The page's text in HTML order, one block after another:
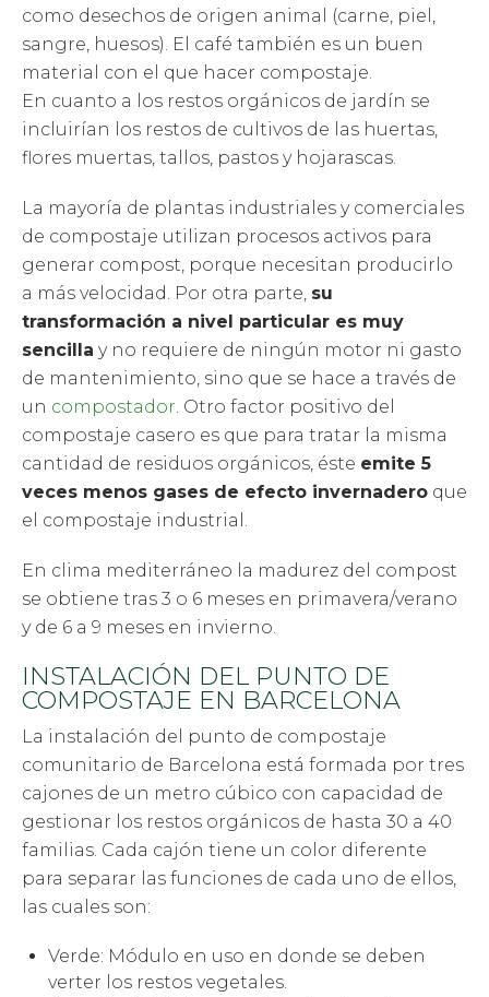
como desechos de origen animal (carne, piel,
sangre, huesos). El café también es un buen
material con el que hacer compostaje.
En cuanto a los restos orgánicos de jardín se
incluirían los restos de cultivos de las huertas,
flores muertas, tallos, pastos y hojarascas.
La mayoría de plantas industriales y comerciales
de compostaje utilizan procesos activos para
generar compost, porque necesitan producirlo
a más velocidad. Por otra parte, su
transformación a nivel particular es muy
sencilla y no requiere de ningún motor ni gasto
de mantenimiento, sino que se hace a través de
un compostador. Otro factor positivo del
compostaje casero es que para tratar la misma
cantidad de residuos orgánicos, éste emite 5
veces menos gases de efecto invernadero que
el compostaje industrial.
En clima mediterráneo la madurez del compost
se obtiene tras 3 o 6 meses en primavera/verano
y de 6 a 9 meses en invierno.
INSTALACIÓN DEL PUNTO DE
COMPOSTAJE EN BARCELONA
La instalación del punto de compostaje
comunitario de Barcelona está formada por tres
cajones de un metro cúbico con capacidad de
gestionar los restos orgánicos de hasta 30 a 40
familias. Cada cajón tiene un color diferente
para separar las funciones de cada uno de ellos,
las cuales son:
Verde: Módulo en uso en donde se deben
verter los restos vegetales.